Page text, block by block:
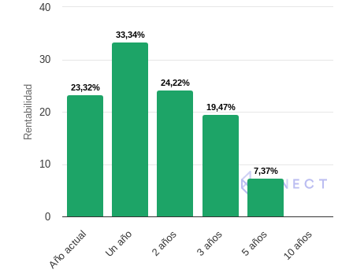
Rentabilidad 23,32%
23,32%
33,34%
33,34%
24,22%
24,22%
19,47%
19,47%
7,37%
7,37%
Año actual Un año 2 años 3 años 5 años 10 años
0
10
20
30
40